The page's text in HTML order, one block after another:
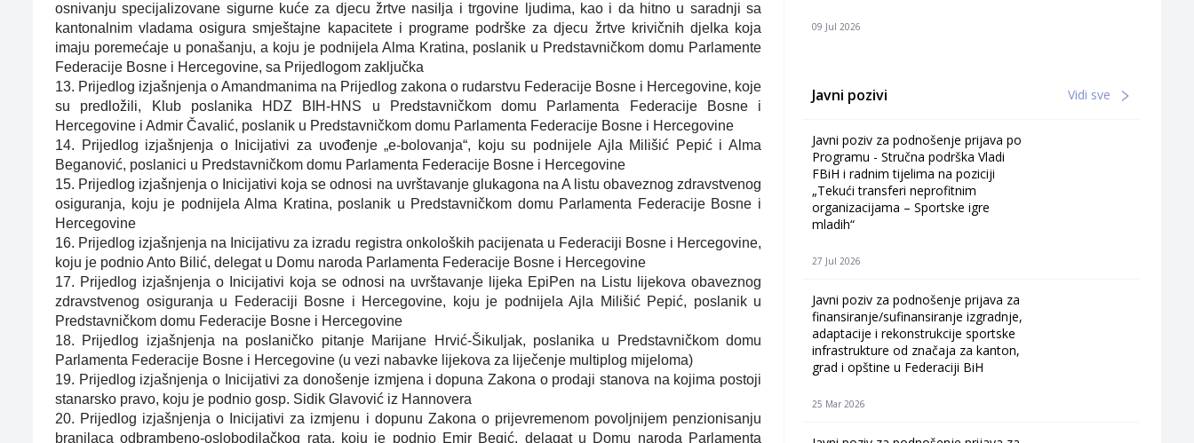
osnivanju specijalizovane sigurne kuće za djecu žrtve nasilja i trgovine ljudima, kao i da hitno u saradnji sa
kantonalnim vladama osigura smještajne kapacitete i programe podrške za djecu žrtve krivičnih djelka koja
imaju poremećaje u ponašanju, a koju je podnijela Alma Kratina, poslanik u Predstavničkom domu Parlamente
Federacije Bosne i Hercegovine, sa Prijedlogom zaključka
13. Prijedlog izjašnjenja o Amandmanima na Prijedlog zakona o rudarstvu Federacije Bosne i Hercegovine, koje
su predložili, Klub poslanika HDZ BIH-HNS u Predstavničkom domu Parlamenta Federacije Bosne i
Hercegovine i Admir Čavalić, poslanik u Predstavničkom domu Parlamenta Federacije Bosne i Hercegovine
14. Prijedlog izjašnjenja o Inicijativi za uvođenje „e-bolovanja“, koju su podnijele Ajla Milišić Pepić i Alma
Beganović, poslanici u Predstavničkom domu Parlamenta Federacije Bosne i Hercegovine
15. Prijedlog izjašnjenja o Inicijativi koja se odnosi na uvrštavanje glukagona na A listu obaveznog zdravstvenog
osiguranja, koju je podnijela Alma Kratina, poslanik u Predstavničkom domu Parlamenta Federacije Bosne i
Hercegovine
16. Prijedlog izjašnjenja na Inicijativu za izradu registra onkoloških pacijenata u Federaciji Bosne i Hercegovine,
koju je podnio Anto Bilić, delegat u Domu naroda Parlamenta Federacije Bosne i Hercegovine
17. Prijedlog izjašnjenja o Inicijativi koja se odnosi na uvrštavanje lijeka EpiPen na Listu lijekova obaveznog
zdravstvenog osiguranja u Federaciji Bosne i Hercegovine, koju je podnijela Ajla Milišić Pepić, poslanik u
Predstavničkom domu Federacije Bosne i Hercegovine
18. Prijedlog izjašnjenja na poslaničko pitanje Marijane Hrvić-Šikuljak, poslanika u Predstavničkom domu
Parlamenta Federacije Bosne i Hercegovine (u vezi nabavke lijekova za liječenje multiplog mijeloma)
19. Prijedlog izjašnjenja o Inicijativi za donošenje izmjena i dopuna Zakona o prodaji stanova na kojima postoji
stanarsko pravo, koju je podnio gosp. Sidik Glavović iz Hannovera
20. Prijedlog izjašnjenja o Inicijativi za izmjenu i dopunu Zakona o prijevremenom povoljnijem penzionisanju
branilaca odbrambeno-oslobodilačkog rata, koju je podnio Emir Begić, delagat u Domu naroda Parlamenta
09 Jul 2026
Javni pozivi Vidi sve
Javni poziv za podnošenje prijava po
Programu - Stručna podrška Vladi
FBiH i radnim tijelima na poziciji
„Tekući transferi neprofitnim
organizacijama – Sportske igre
mladih“
27 Jul 2026
Javni poziv za podnošenje prijava za
finansiranje/sufinansiranje izgradnje,
adaptacije i rekonstrukcije sportske
infrastrukture od značaja za kanton,
grad i opštine u Federaciji BiH
25 Mar 2026